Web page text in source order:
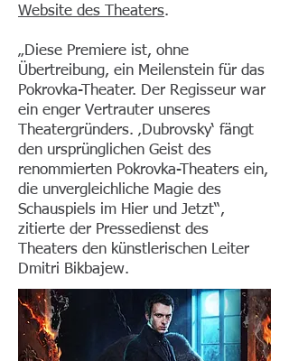
Website des Theaters.
„Diese Premiere ist, ohne
Übertreibung, ein Meilenstein für das
Pokrovka-Theater. Der Regisseur war
ein enger Vertrauter unseres
Theatergründers. ‚Dubrovsky‘ fängt
den ursprünglichen Geist des
renommierten Pokrovka-Theaters ein,
die unvergleichliche Magie des
Schauspiels im Hier und Jetzt“,
zitierte der Pressedienst des
Theaters den künstlerischen Leiter
Dmitri Bikbajew.